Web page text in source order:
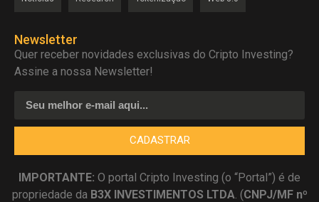
Newsletter
Quer receber novidades exclusivas do Cripto Investing?
Assine a nossa Newsletter!
CADASTRAR
IMPORTANTE: O portal Cripto Investing (o “Portal”) é de
propriedade da B3X INVESTIMENTOS LTDA . (CNPJ/MF nº